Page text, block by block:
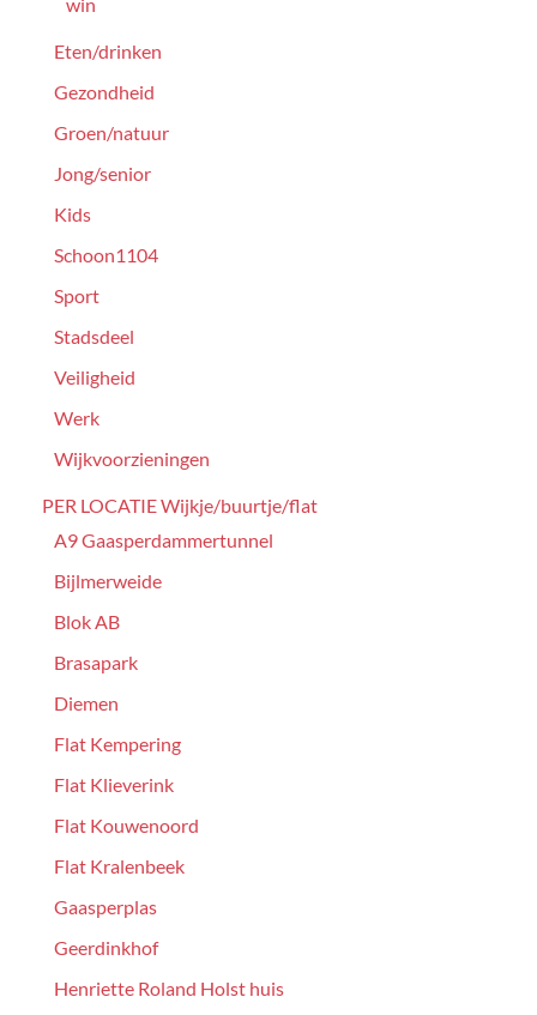
Eten/drinken
Gezondheid
Groen/natuur
Jong/senior
Kids
Schoon1104
Sport
Stadsdeel
Veiligheid
Werk
Wijkvoorzieningen
PER LOCATIE Wijkje/buurtje/flat
A9 Gaasperdammertunnel
Bijlmerweide
Blok AB
Brasapark
Diemen
Flat Kempering
Flat Klieverink
Flat Kouwenoord
Flat Kralenbeek
Gaasperplas
Geerdinkhof
Henriette Roland Holst huis